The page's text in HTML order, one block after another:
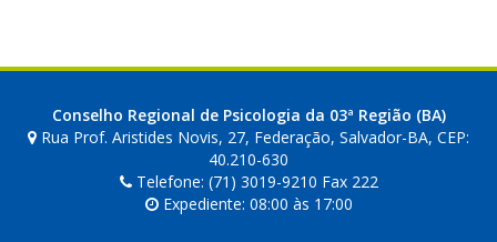
Conselho Regional de Psicologia da 03ª Região (BA)
Rua Prof. Aristides Novis, 27, Federação, Salvador-BA, CEP:
40.210-630
Telefone: (71) 3019-9210 Fax 222
Expediente: 08:00 às 17:00